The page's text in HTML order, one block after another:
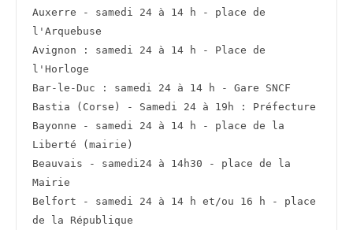
Auxerre - samedi 24 à 14 h - place de
l'Arquebuse
Avignon : samedi 24 à 14 h - Place de
l'Horloge
Bar-le-Duc : samedi 24 à 14 h - Gare SNCF
Bastia (Corse) - Samedi 24 à 19h : Préfecture
Bayonne - samedi 24 à 14 h - place de la
Liberté (mairie)
Beauvais - samedi24 à 14h30 - place de la
Mairie
Belfort - samedi 24 à 14 h et/ou 16 h - place
de la République